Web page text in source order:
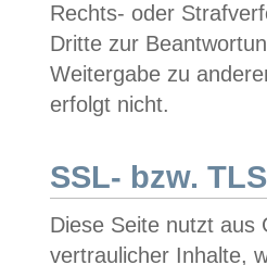
Rechts- oder
Dritte zur
Weitergabe zu
erfolgt nicht.
SSL- bzw.
Diese Seite nutzt aus
vertraulicher Inhalte,